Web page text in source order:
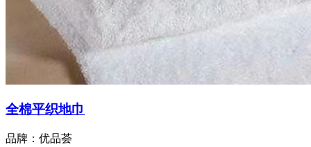
全棉平织地巾
品牌：优品荟